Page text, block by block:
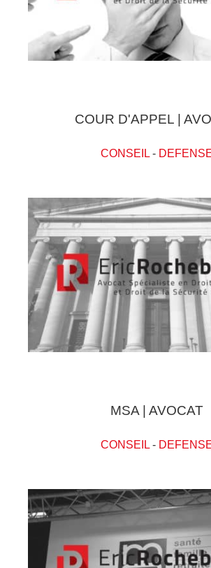
COUR D'APPEL |
CONSEIL-
MSA | AVOCAT
CONSEIL-